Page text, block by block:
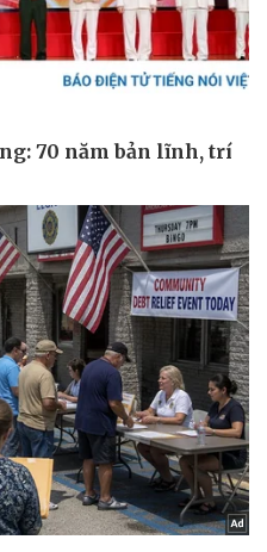
Ô tô - Xe máy
Ô tô
Xe máy
Tư vấn